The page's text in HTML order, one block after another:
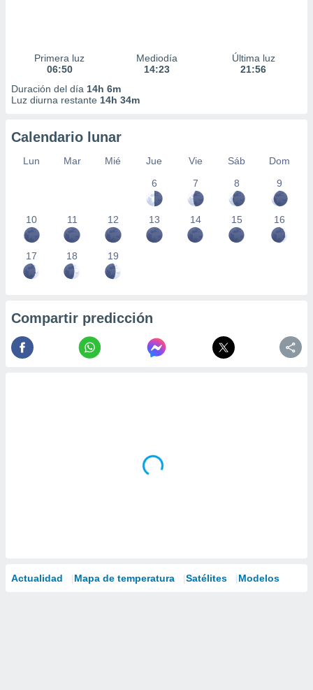
Primera luz
06:50
Mediodía
14:23
Última luz
21:56
Duración del día 14h 6m
Luz diurna restante 14h 34m
Calendario lunar
Lun Mar Mié Jue Vie Sáb
Dom
6
7 8 9
10 11 12 13 14 15 16
17 18 19
Compartir predicción
Actualidad Mapa de temperatura Satélites Modelos